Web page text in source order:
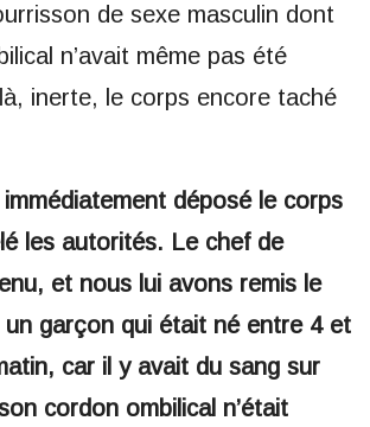
de sexe masculin dont
n’avait même pas été
inerte, le corps encore taché
déposé le corps
les autorités. Le chef de
et nous lui avons remis le
un garçon qui était né entre 4 et
car il y avait du sang sur
cordon ombilical n’était